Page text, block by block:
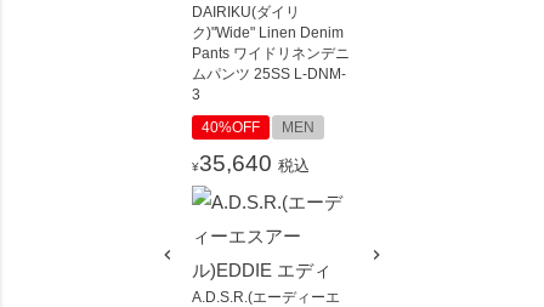
DAIRIKU(ダイリ
ク)"Wide" Linen Denim
Pants ワイドリネンデニ
ムパンツ 25SS L-DNM-
3
40%OFF
MEN
¥35,640 税込
A.D.S.R.(エーディーエ